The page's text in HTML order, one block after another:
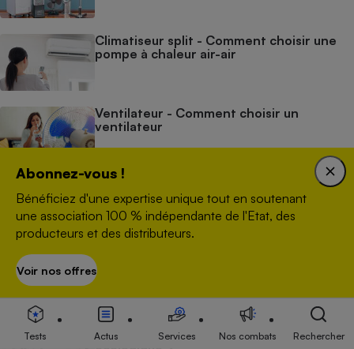
Climatiseur split - Comment choisir une
pompe à chaleur air-air
Ventilateur - Comment choisir un
ventilateur
À ne pas manquer
Les vagues de chaleur ont déjà tué plus
de 6 000 personnes
ENQUÊTE
Climatisation : quel est son réel impact
Abonnez-vous !
Bénéficiez d'une expertise unique tout en soutenant
une association 100 % indépendante de l'Etat, des
producteurs et des distributeurs.
Voir nos offres
Tests Actus Services Nos combats Rechercher